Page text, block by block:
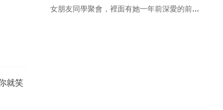
就笑
女朋友同學聚會，裡面有她一年前深愛的前男友，而且所有同學都懂